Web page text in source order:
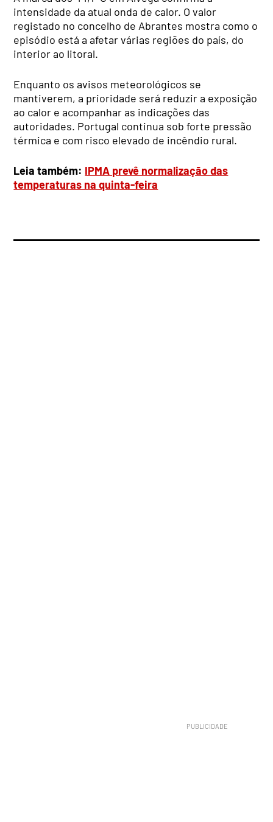
intensidade da atual onda de calor. O valor
registado no concelho de Abrantes mostra como o
episódio está a afetar várias regiões do país, do
interior ao litoral.
Enquanto os avisos meteorológicos se
mantiverem, a prioridade será reduzir a exposição
ao calor e acompanhar as indicações das
autoridades. Portugal continua sob forte pressão
térmica e com risco elevado de incêndio rural.
Leia também: IPMA prevê normalização das
temperaturas na quinta-feira